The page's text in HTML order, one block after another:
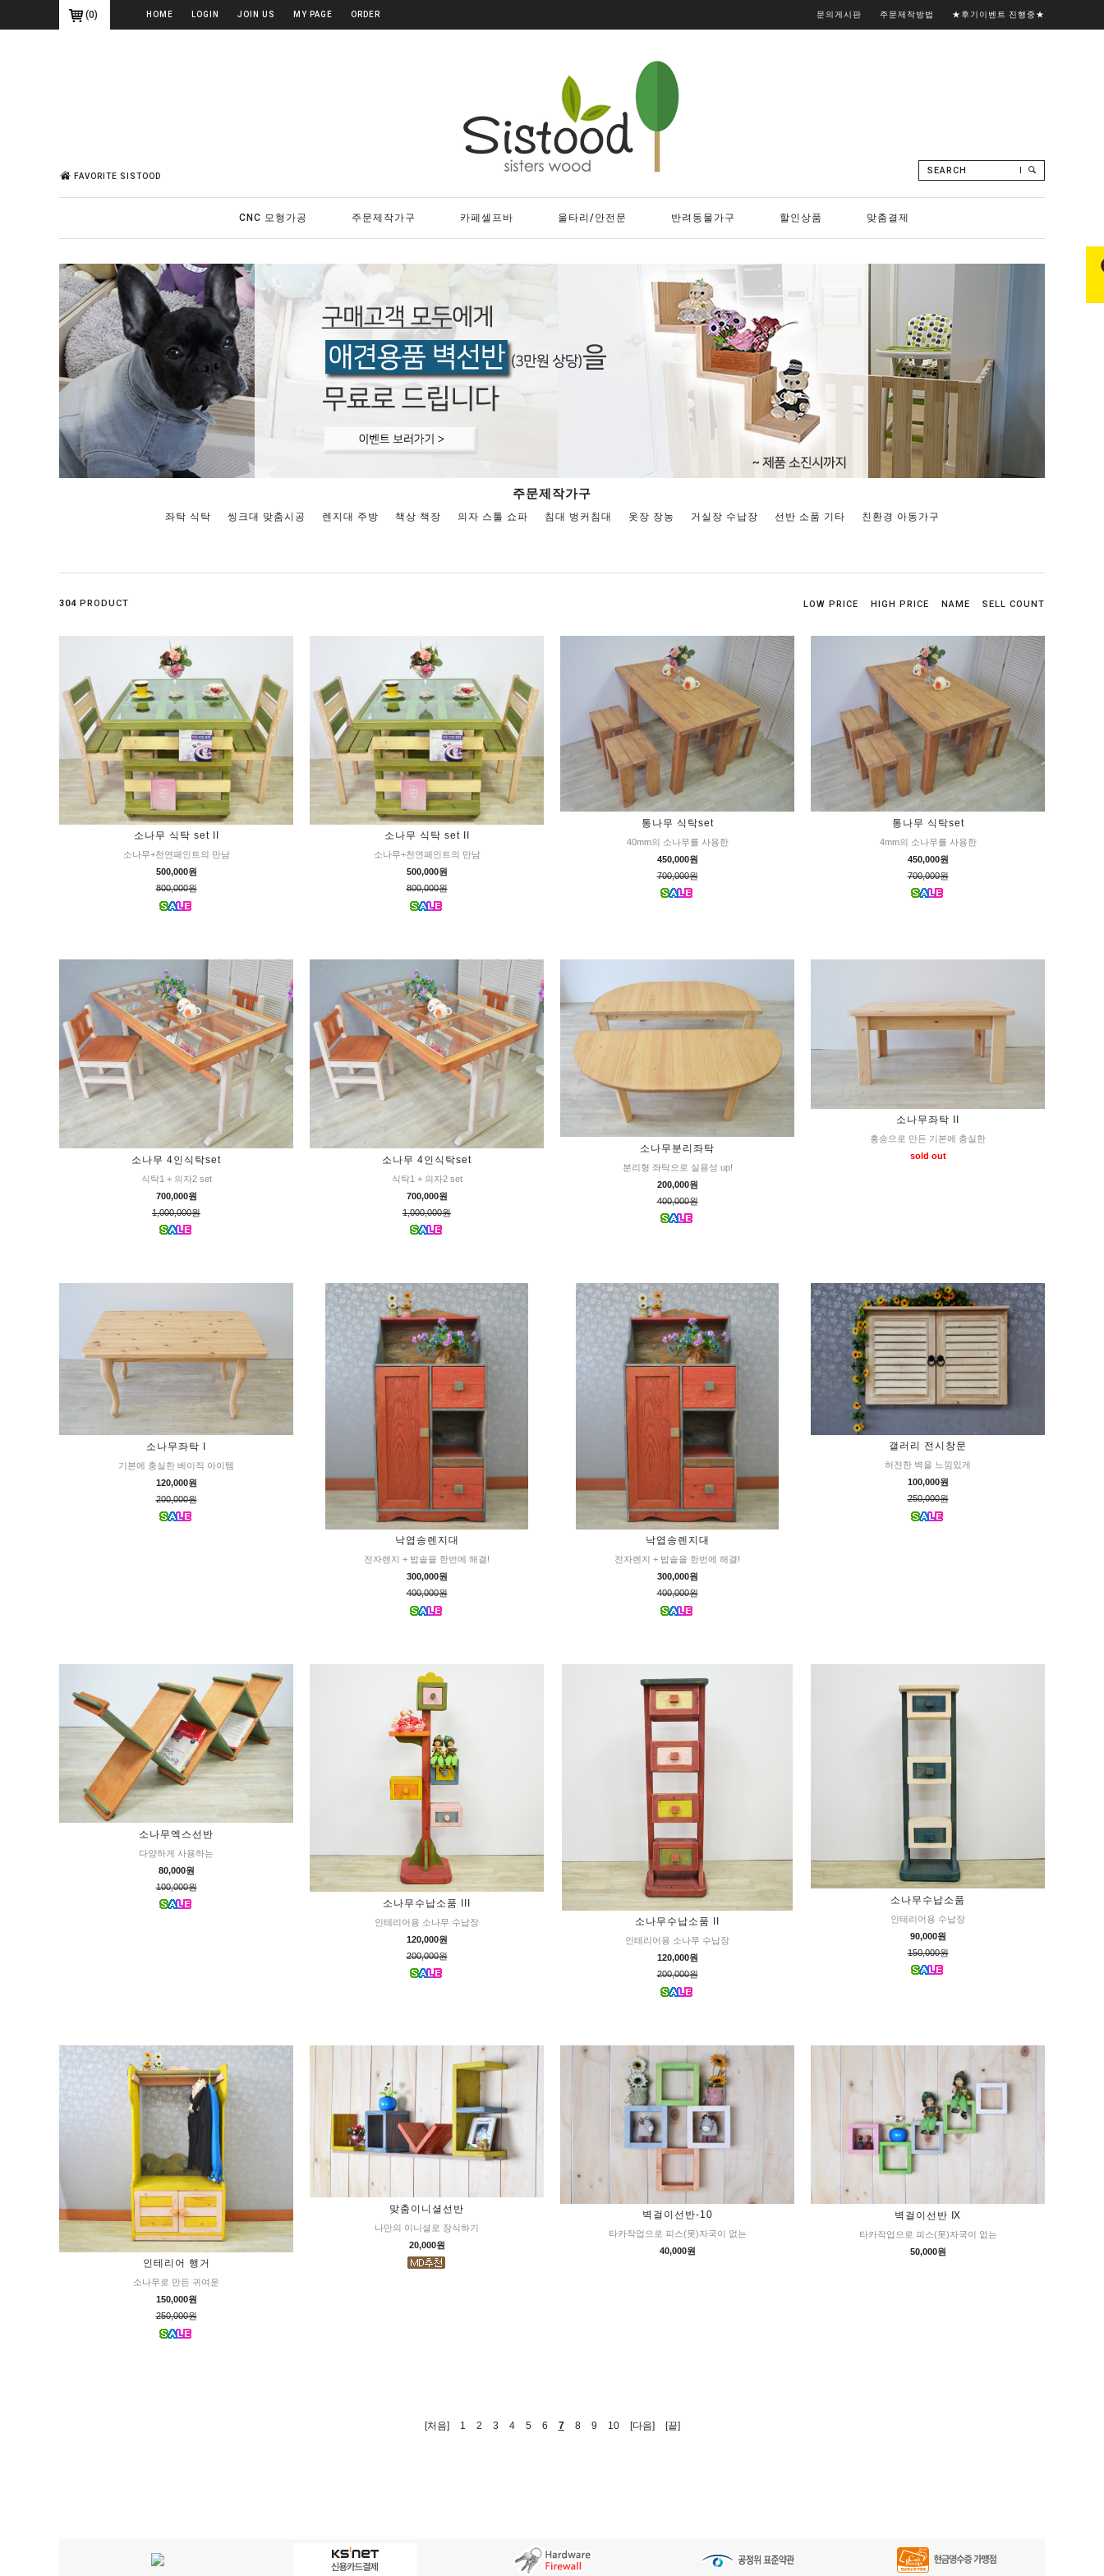
(0) HOME LOGIN JOIN US MY PAGE ORDER 문의게시판 주문제작방법 ★후기이벤트 진행중★
FAVORITE SISTOOD
SEARCH
CNC 모형가공 주문제작가구 카페셀프바 울타리/안전문 반려동물가구 할인상품 맞춤결제
주문제작가구
좌탁 식탁 씽크대 맞춤시공 렌지대 주방 책상 책장 의자 스툴 쇼파 침대 벙커침대 옷장 장농 거실장 수납장 선반 소품 기타 친환경 아동가구
304 PRODUCT LOW PRICE HIGH PRICE NAME SELL COUNT
소나무 식탁 set II
소나무+천연페인트의 만남
500,000원
800,000원
소나무 식탁 set II
소나무+천연페인트의 만남
500,000원
800,000원
통나무 식탁set
40mm의 소나무를 사용한
450,000원
700,000원
통나무 식탁set
4mm의 소나무를 사용한
450,000원
700,000원
소나무 4인식탁set
식탁1 + 의자2 set
700,000원
1,000,000원
소나무 4인식탁set
식탁1 + 의자2 set
700,000원
1,000,000원
소나무분리좌탁
분리형 좌탁으로 실용성 up!
200,000원
400,000원
소나무좌탁 II
홍송으로 만든 기본에 충실한
sold out
소나무좌탁 I
기본에 충실한 베이직 아이템
120,000원
200,000원
낙엽송렌지대
전자렌지 + 밥솥을 한번에 해결!
300,000원
400,000원
낙엽송렌지대
전자렌지 + 밥솥을 한번에 해결!
300,000원
400,000원
갤러리 전시창문
허전한 벽을 느낌있게
100,000원
250,000원
소나무엑스선반
다양하게 사용하는
80,000원
100,000원
소나무수납소품 III
인테리어용 소나무 수납장
120,000원
200,000원
소나무수납소품 II
인테리어용 소나무 수납장
120,000원
200,000원
소나무수납소품
인테리어용 수납장
90,000원
150,000원
인테리어 행거
소나무로 만든 귀여운
150,000원
250,000원
맞춤이니셜선반
나만의 이니셜로 장식하기
20,000원
벽걸이선반-10
타카작업으로 피스(못)자국이 없는
40,000원
벽걸이선반 Ⅸ
타카작업으로 피스(못)자국이 없는
50,000원
[처음] 1 2 3 4 5 6 7 8 9 10 [다음] [끝]